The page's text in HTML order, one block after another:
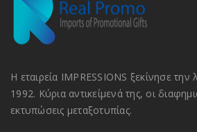
Η εταιρεία IMPRESSIONS ξεκίνησε την
1992. Κύρια αντικείμενά της, οι
εκτυπώσεις μεταξοτυπίας.